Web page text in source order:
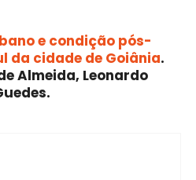
e condição pós-
da cidade de Goiânia.
Almeida, Leonardo